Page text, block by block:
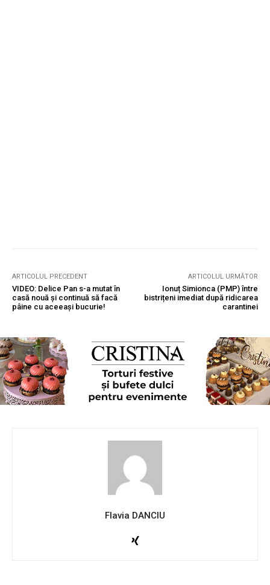
ARTICOLUL PRECEDENT
VIDEO: Delice Pan s-a mutat în
casă nouă și continuă să facă
pâine cu aceeași bucurie!
ARTICOLUL URMĂTOR
Ionuț Simionca (PMP) între
bistrițeni imediat după ridicarea
carantinei
Flavia DANCIU